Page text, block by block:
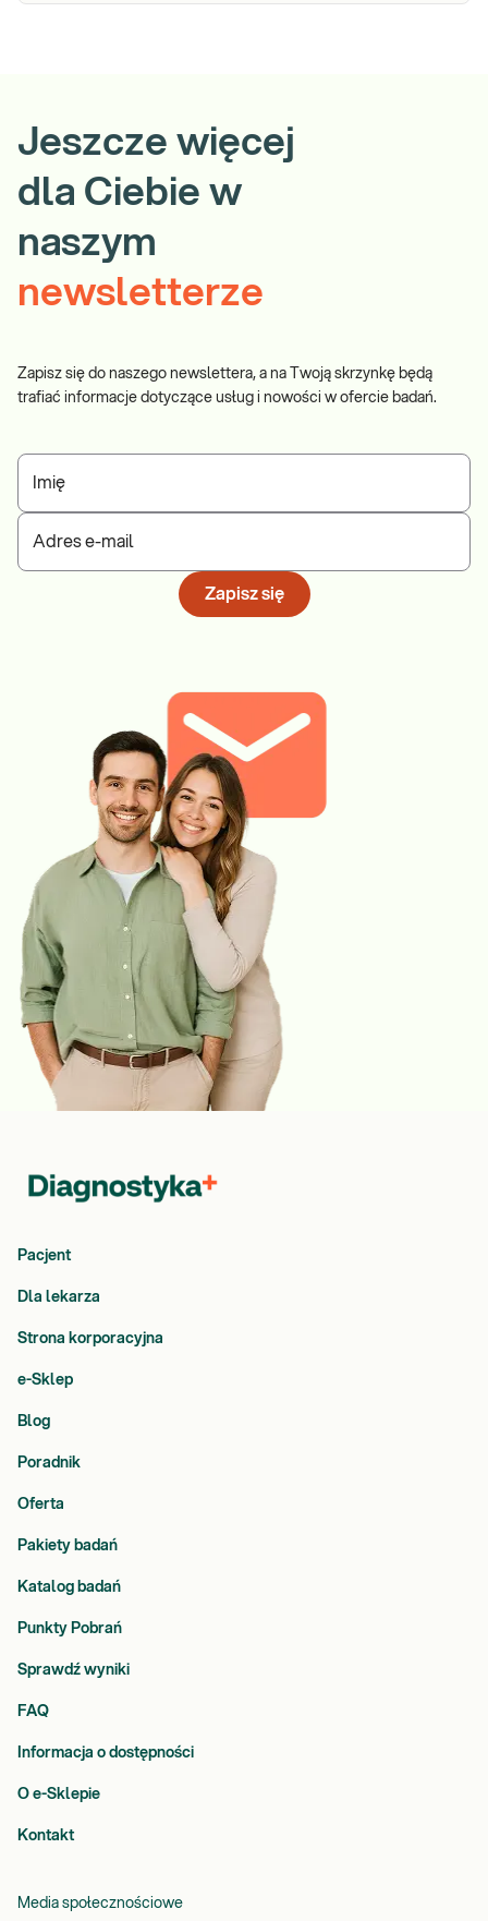
Jeszcze więcej
dla Ciebie w
naszym
newsletterze
Zapisz się do naszego newslettera, a na Twoją skrzynkę będą
trafiać informacje dotyczące usług i nowości w ofercie badań.
Imię
Adres e-mail
Zapisz się
Pacjent
Dla lekarza
Strona korporacyjna
e-Sklep
Blog
Poradnik
Oferta
Pakiety badań
Katalog badań
Punkty Pobrań
Sprawdź wyniki
FAQ
Informacja o dostępności
O e-Sklepie
Kontakt
Media społecznościowe